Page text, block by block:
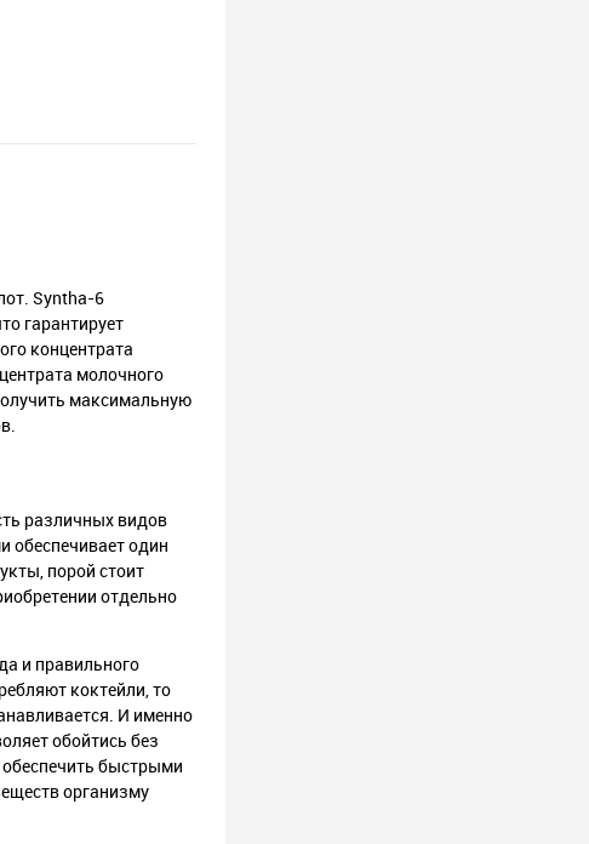
Syntha-6
гарантирует
концентрата
молочного
максимальную
различных видов
обеспечивает один
порой стоит
отдельно
и правильного
коктейли, то
И именно
обойтись без
быстрыми
организму